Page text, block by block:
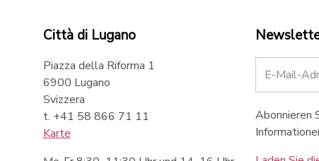
Città di Lugano
Piazza della Riforma 1
6900 Lugano
Svizzera
t. +41 58 866 71 11
Karte
Abonnieren